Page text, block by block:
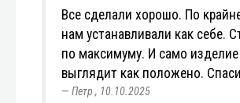
Все сделали хорошо. По
нам устанавливали как себе.
по максимуму. И само изделие
выглядит как положено.
Петр , 10.10.2025